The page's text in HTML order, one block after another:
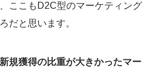
ここもD2C型のマーケティング
だと思います。
規獲得の比重が大きかったマー